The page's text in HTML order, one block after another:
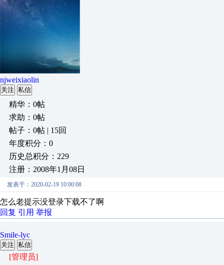
njweixiaolin
关注 私信
精华：0帖
求助：0帖
帖子：0帖 | 15回
年度积分：0
历史总积分：229
注册：2008年1月08日
发表于：2020-02-19 10:00:08
怎么老提示没登录下载不了啊
回复 引用 举报
Smile-lyc
关注 私信
[管理员]